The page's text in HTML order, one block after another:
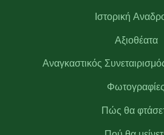
Ιστορική
Αξιοθέατα
Αναγκαστικός
Φωτογραφίες
Πώς θα